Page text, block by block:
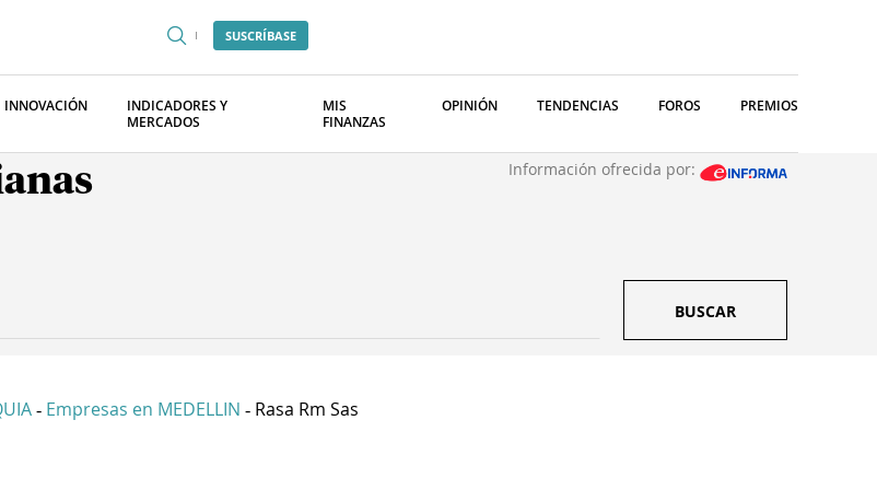
SUSCRÍBASE
INNOVACIÓN
INDICADORES Y
MERCADOS
MIS
FINANZAS
OPINIÓN TENDENCIAS FOROS PREMIOS
Información ofrecida por:
BUSCAR
- Empresas en MEDELLIN - Rasa Rm Sas